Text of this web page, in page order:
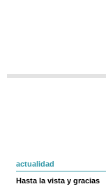
actualidad
Hasta la vista y gracias